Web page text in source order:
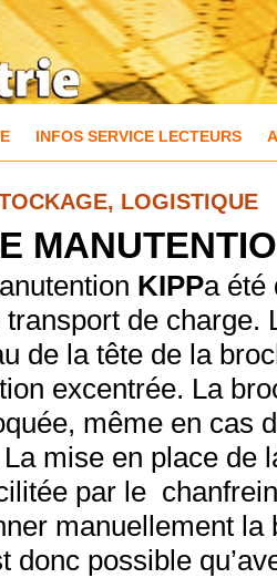
INFOS SERVICE LECTEURS
LOGISTIQUE
KIPPa été
transport de
de la tête de la
excentrée. La
même en cas
mise en place de
par le
manuellement
donc possible